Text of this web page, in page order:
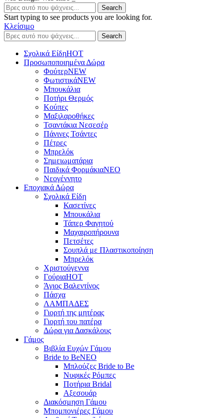
Search
Start typing to see products you are looking for.
Κλείσιμο
Search
Σχολικά ΕίδηΗΟΤ
Προσωποποιημένα Δώρα
ΦούτερNEW
ΦωτιστικάNEW
Μπουκάλια
Ποτήρι Θερμός
Κούπες
Μαξιλαροθήκες
Τσαντάκια Νεσεσέρ
Πάνινες Τσάντες
Πέτρες
Μπρελόκ
Σημειωματάρια
Παιδικά ΦορμάκιαNEO
Νεογέννητο
Εποχιακά Δώρα
Σχολικά Είδη
Κασετίνες
Μπουκάλια
Τάπερ Φαγητού
Μαχαιροπήρουνα
Πετσέτες
Σουπλά με Πλαστικοποίηση
Μπρελόκ
Χριστούγεννα
ΓούριαHOT
Άγιος Βαλεντίνος
Πάσχα
ΛΑΜΠΑΔΕΣ
Γιορτή της μητέρας
Γιορτή του πατέρα
Δώρα για Δασκάλους
Γάμος
Βιβλία Ευχών Γάμου
Bride to BeNEO
Μπλούζες Bride to Be
Νυφικές Ρόμπες
Ποτήρια Bridal
Αξεσουάρ
Διακόσμηση Γάμου
Μπομπονιέρες Γάμου